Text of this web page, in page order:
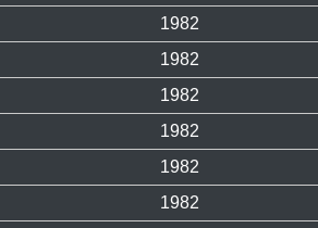
1982
1982
1982
1982
1982
1982